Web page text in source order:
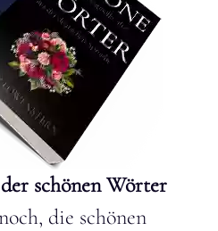
schönen Wörter
die schönen